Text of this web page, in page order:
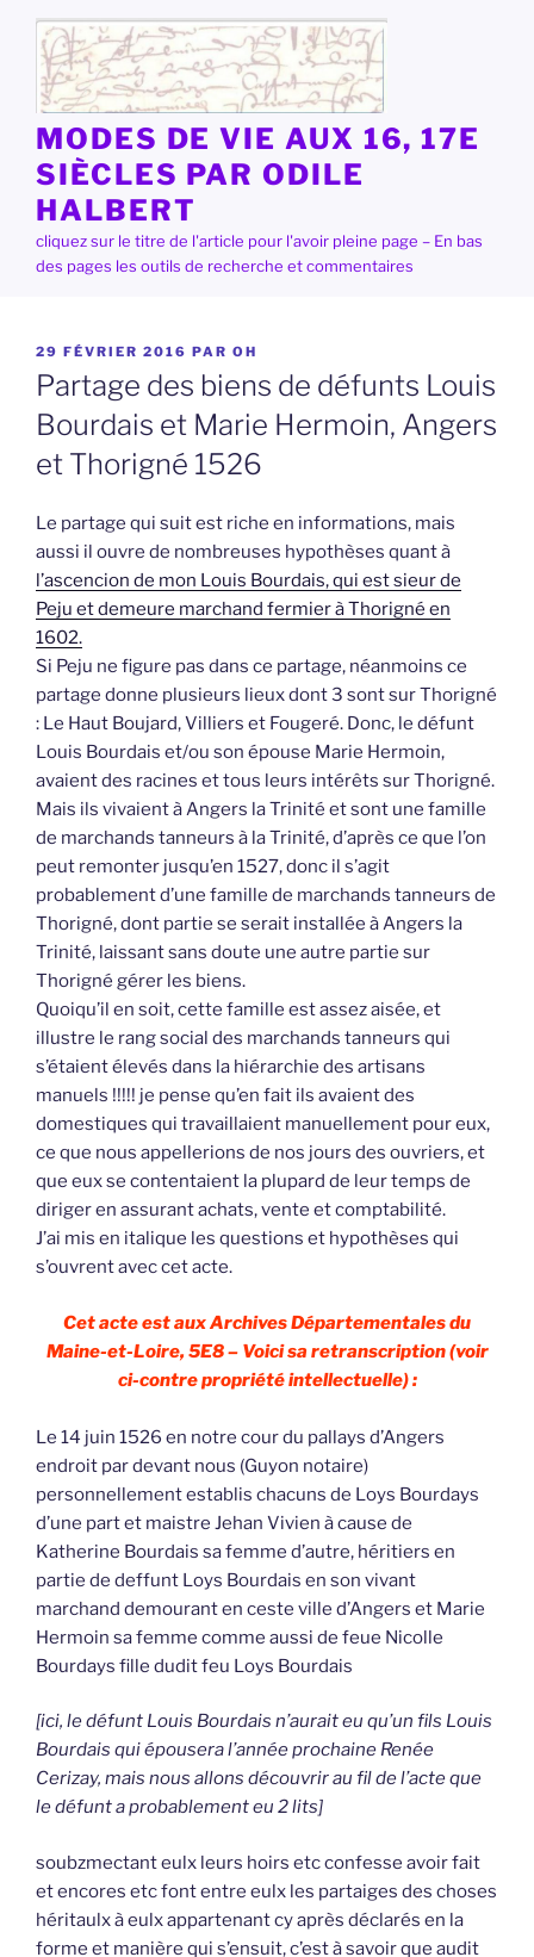
contenu
principal
MODES DE VIE AUX 16, 17E
SIÈCLES PAR ODILE
HALBERT
cliquez sur le titre de l'article pour l'avoir pleine page – En bas
des pages les outils de recherche et commentaires
PUBLIÉ
LE
29 FÉVRIER 2016 PAR OH
Partage des biens de défunts Louis
Bourdais et Marie Hermoin, Angers
et Thorigné 1526
Le partage qui suit est riche en informations, mais
aussi il ouvre de nombreuses hypothèses quant à
l’ascencion de mon Louis Bourdais, qui est sieur de
Peju et demeure marchand fermier à Thorigné en
1602.
Si Peju ne figure pas dans ce partage, néanmoins ce
partage donne plusieurs lieux dont 3 sont sur Thorigné
: Le Haut Boujard, Villiers et Fougeré. Donc, le défunt
Louis Bourdais et/ou son épouse Marie Hermoin,
avaient des racines et tous leurs intérêts sur Thorigné.
Mais ils vivaient à Angers la Trinité et sont une famille
de marchands tanneurs à la Trinité, d’après ce que l’on
peut remonter jusqu’en 1527, donc il s’agit
probablement d’une famille de marchands tanneurs de
Thorigné, dont partie se serait installée à Angers la
Trinité, laissant sans doute une autre partie sur
Thorigné gérer les biens.
Quoiqu’il en soit, cette famille est assez aisée, et
illustre le rang social des marchands tanneurs qui
s’étaient élevés dans la hiérarchie des artisans
manuels !!!!! je pense qu’en fait ils avaient des
domestiques qui travaillaient manuellement pour eux,
ce que nous appellerions de nos jours des ouvriers, et
que eux se contentaient la plupard de leur temps de
diriger en assurant achats, vente et comptabilité.
J’ai mis en italique les questions et hypothèses qui
s’ouvrent avec cet acte.
Cet acte est aux Archives Départementales du
Maine-et-Loire, 5E8 – Voici sa retranscription (voir
ci-contre propriété intellectuelle) :
Le 14 juin 1526 en notre cour du pallays d’Angers
endroit par devant nous (Guyon notaire)
personnellement establis chacuns de Loys Bourdays
d’une part et maistre Jehan Vivien à cause de
Katherine Bourdais sa femme d’autre, héritiers en
partie de deffunt Loys Bourdais en son vivant
marchand demourant en ceste ville d’Angers et Marie
Hermoin sa femme comme aussi de feue Nicolle
Bourdays fille dudit feu Loys Bourdais
[ici, le défunt Louis Bourdais n’aurait eu qu’un fils Louis
Bourdais qui épousera l’année prochaine Renée
Cerizay, mais nous allons découvrir au fil de l’acte que
le défunt a probablement eu 2 lits]
soubzmectant eulx leurs hoirs etc confesse avoir fait
et encores etc font entre eulx les partaiges des choses
héritaulx à eulx appartenant cy après déclarés en la
forme et manière qui s’ensuit, c’est à savoir que audit